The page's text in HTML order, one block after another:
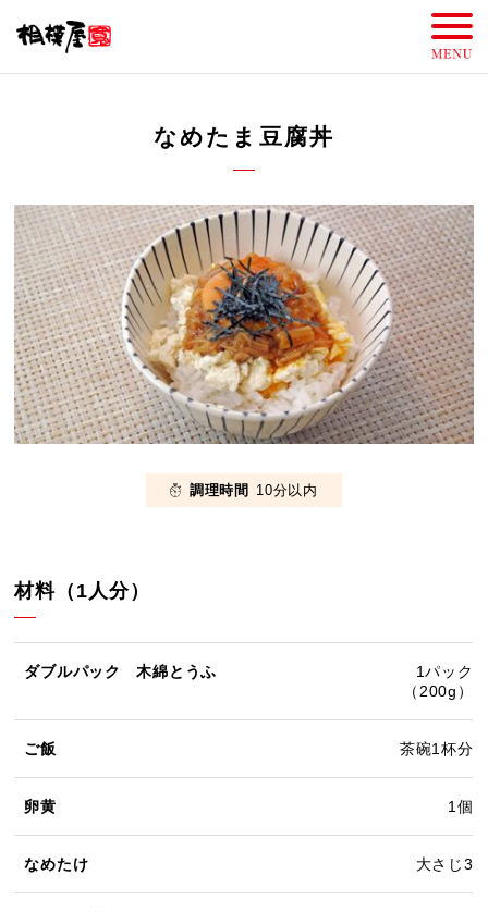
なめたま豆腐丼
調理時間 10分以内
材料（1人分）
ダブルパック 木綿とうふ
1パック
（200g）
ご飯 茶碗1杯分
卵黄 1個
なめたけ 大さじ3